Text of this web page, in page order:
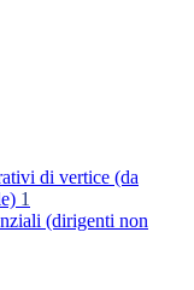
di vertice (da
1
(dirigenti non